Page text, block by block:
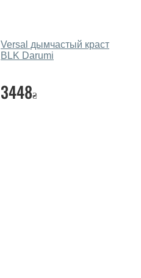
Versal дымчастый краст
BLK Darumi
3448₴